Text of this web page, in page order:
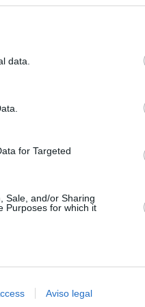
data.
for Targeted
Sale, and/or Sharing
Purposes for which it
Aviso legal
los menores
de Ceuta en las
del Supremo
los desaparecidos de